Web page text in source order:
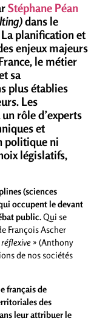
Stéphane Péan
dans le
La planification et
enjeux majeurs
le métier
sa
plus établies
Les
rôle d’experts
et
politique ni
législatifs,
(sciences
occupent le devant
public.Qui se
François Ascher
» (Anthony
de nos sociétés
français de
des
leur attribuer le